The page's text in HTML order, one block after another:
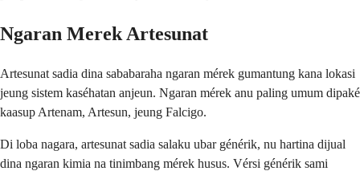
Ngaran Merek Artesunat
Artesunat sadia dina sababaraha ngaran mérek gumantung kana lokasi
jeung sistem kaséhatan anjeun. Ngaran mérek anu paling umum dipaké
kaasup Artenam, Artesun, jeung Falcigo.
Di loba nagara, artesunat sadia salaku ubar générik, nu hartina dijual
dina ngaran kimia na tinimbang mérek husus. Vérsi générik sami